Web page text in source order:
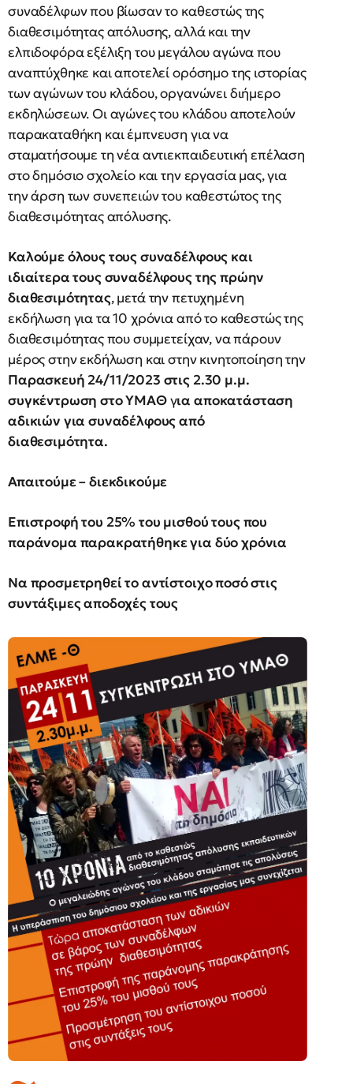
συναδέλφων που βίωσαν το καθεστώς της
διαθεσιμότητας απόλυσης, αλλά και την
ελπιδοφόρα εξέλιξη του μεγάλου αγώνα που
αναπτύχθηκε και αποτελεί ορόσημο της ιστορίας
των αγώνων του κλάδου, οργανώνει διήμερο
εκδηλώσεων. Οι αγώνες του κλάδου αποτελούν
παρακαταθήκη και έμπνευση για να
σταματήσουμε τη νέα αντιεκπαιδευτική επέλαση
στο δημόσιο σχολείο και την εργασία μας, για
την άρση των συνεπειών του καθεστώτος της
διαθεσιμότητας απόλυσης.
Καλούμε όλους τους συναδέλφους και
ιδιαίτερα τους συναδέλφους της πρώην
διαθεσιμότητας, μετά την πετυχημένη
εκδήλωση για τα 10 χρόνια από το καθεστώς της
διαθεσιμότητας που συμμετείχαν, να πάρουν
μέρος στην εκδήλωση και στην κινητοποίηση την
Παρασκευή 24/11/2023 στις 2.30 μ.μ.
συγκέντρωση στο ΥΜΑΘγια αποκατάσταση
αδικιών για συναδέλφους από
διαθεσιμότητα.
Απαιτούμε – διεκδικούμε
Επιστροφή του 25% του μισθού τους που
παράνομα παρακρατήθηκε για δύο χρόνια
Να προσμετρηθεί το αντίστοιχο ποσό στις
συντάξιμες αποδοχές τους